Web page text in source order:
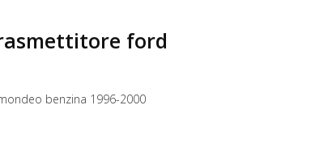
ford
benzina 1996-2000